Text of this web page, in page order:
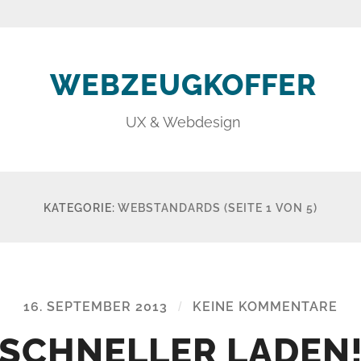
WEBZEUGKOFFER
UX & Webdesign
KATEGORIE: WEBSTANDARDS (SEITE 1 VON 5)
16. SEPTEMBER 2013 / KEINE KOMMENTARE